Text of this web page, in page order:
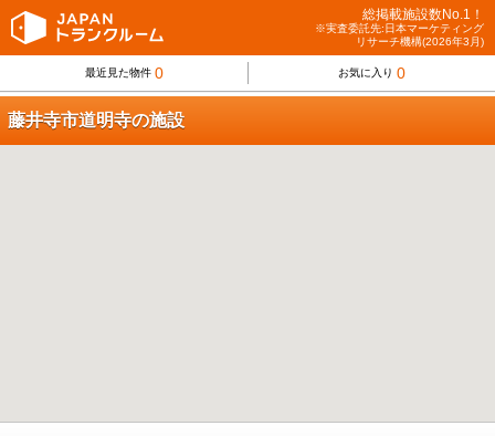
総掲載施設数No.1！
※実査委託先:日本マーケティング
リサーチ機構(2026年3月)
最近見た物件 0 お気に入り 0
藤井寺市道明寺の施設